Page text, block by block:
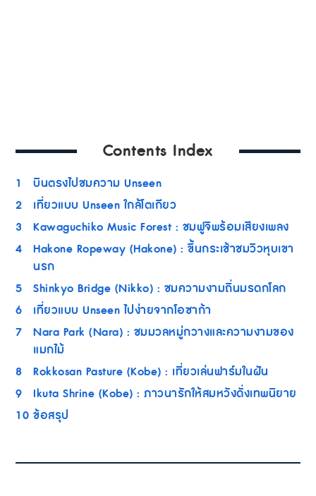
Contents Index
1
บินตรงไปชมความ Unseen
2
เที่ยวแบบ Unseen ใกล้โตเกียว
3
Kawaguchiko Music Forest : ชมฟูจิพร้อมเสียงเพลง
4 Hakone Ropeway (Hakone) : ขึ้นกระเช้าชมวิวหุบเขา
นรก
5 Shinkyo Bridge (Nikko) : ชมความงามถิ่นมรดกโลก
6
เที่ยวแบบ Unseen ไปง่ายจากโอซาก้า
7 Nara Park (Nara) : ชมมวลหมู่กวางและความงามของ
แมกไม้
8 Rokkosan Pasture (Kobe) : เที่ยวเล่นฟาร์มในฝัน
9
Ikuta Shrine (Kobe) : ภาวนารักให้สมหวังดั่งเทพนิยาย
10 ข้อสรุป